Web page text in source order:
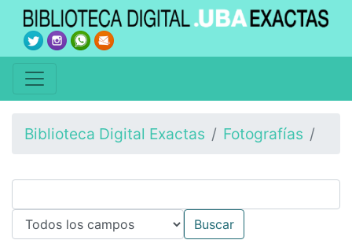
Biblioteca Digital Exactas Fotografías